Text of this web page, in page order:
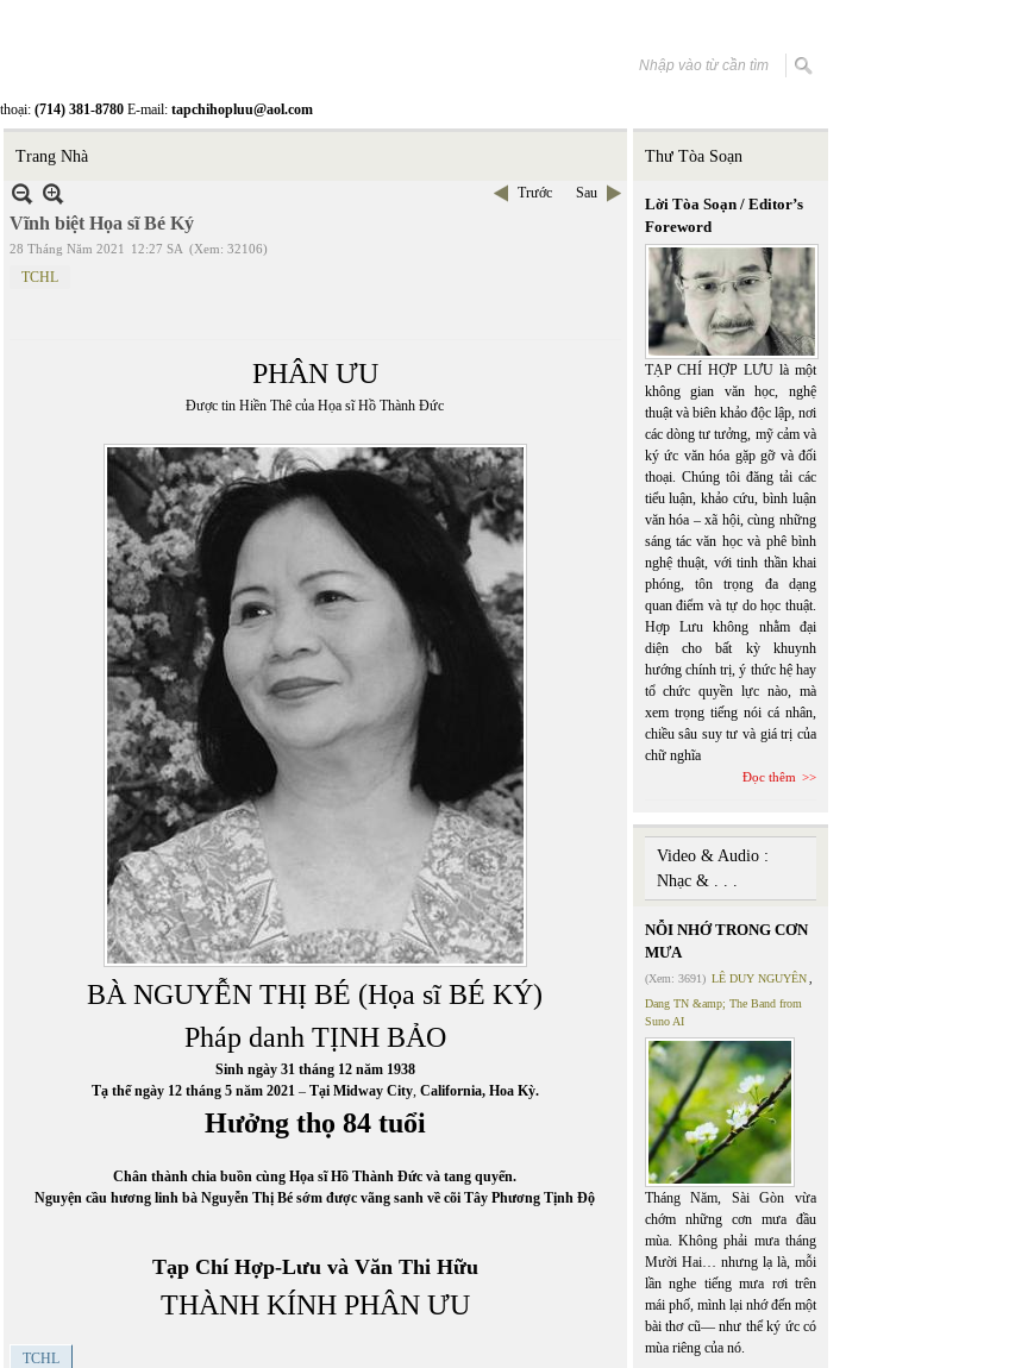
(714) 381-8780 E-mail: tapchihopluu@aol.com
Trang Nhà
Trước Sau
Vĩnh biệt Họa sĩ Bé Ký
28 Tháng Năm 2021 12:27 SA (Xem: 32106)
TCHL
PHÂN ƯU
Được tin Hiền Thê của Họa sĩ Hồ Thành Đức
BÀ NGUYỄN THỊ BÉ (Họa sĩ BÉ KÝ)
Pháp danh TỊNH BẢO
Sinh ngày 31 tháng 12 năm 1938
Tạ thế ngày 12 tháng 5 năm 2021– Tại Midway City, California, Hoa Kỳ.
Hưởng thọ 84 tuổi
Chân thành chia buồn cùng Họa sĩ Hồ Thành Đức và tang quyến.
Nguyện cầu hương linh bà Nguyễn Thị Bé sớm được vãng sanh về cõi Tây Phương Tịnh Độ
Tạp Chí Hợp-Lưu và Văn Thi Hữu
THÀNH KÍNH PHÂN ƯU
TCHL
Thư Tòa Soạn
Lời Tòa Soạn / Editor’s
Foreword
TẠP CHÍ HỢP LƯU là một
không gian văn học, nghệ
thuật và biên khảo độc lập, nơi
các dòng tư tưởng, mỹ cảm và
ký ức văn hóa gặp gỡ và đối
thoại. Chúng tôi đăng tải các
tiểu luận, khảo cứu, bình luận
văn hóa – xã hội, cùng những
sáng tác văn học và phê bình
nghệ thuật, với tinh thần khai
phóng, tôn trọng đa dạng
quan điểm và tự do học thuật.
Hợp Lưu không nhằm đại
diện cho bất kỳ khuynh
hướng chính trị, ý thức hệ hay
tổ chức quyền lực nào, mà
xem trọng tiếng nói cá nhân,
chiều sâu suy tư và giá trị của
chữ nghĩa
Đọc thêm
Video & Audio :
Nhạc & . . .
NỖI NHỚ TRONG CƠN
MƯA
(Xem: 3691) LÊ DUY NGUYÊN
Dang TN &amp; The Band from
Suno AI
Tháng Năm, Sài Gòn vừa
chớm những cơn mưa đầu
mùa. Không phải mưa tháng
Mười Hai… nhưng lạ là, mỗi
lần nghe tiếng mưa rơi trên
mái phố, mình lại nhớ đến một
bài thơ cũ— như thể ký ức có
mùa riêng của nó.